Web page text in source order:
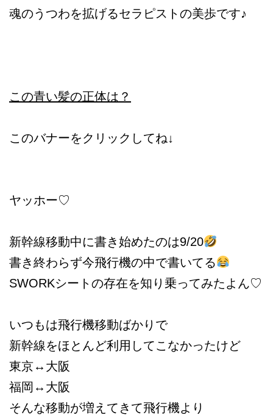
魂のうつわを拡げるセラピストの美歩です♪
この青い髪の正体は？
このバナーをクリックしてね↓
ヤッホー♡
新幹線移動中に書き始めたのは9/20
書き終わらず今飛行機の中で書いてる
SWORKシートの存在を知り乗ってみたよん♡
いつもは飛行機移動ばかりで
新幹線をほとんど利用してこなかったけど
東京↔︎大阪
福岡↔︎大阪
そんな移動が増えてきて飛行機より